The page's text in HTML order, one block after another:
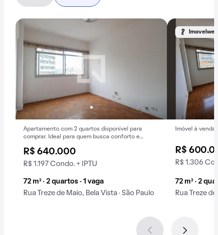
Apartamento com 2 quartos disponível para
comprar. Ideal para quem busca conforto e
R$ 640.000
R$ 1.197 Condo. + IPTU
72 m² · 2 quartos · 1 vaga
Rua Treze de Maio, Bela Vista · São Paulo
Imovelweb
Imóvel à venda.
R$
R$ 1.306
72 m² · 2
Rua Treze